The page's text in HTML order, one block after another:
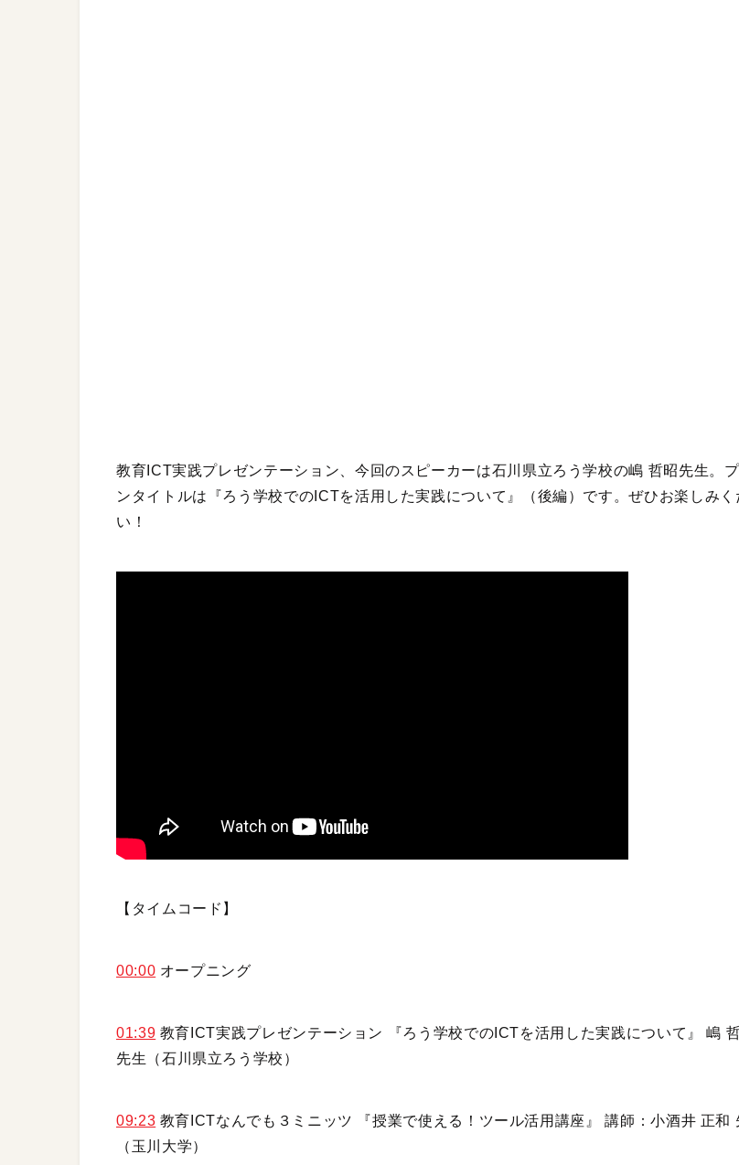
教育ICT実践プレゼンテーション、今回のスピーカーは石川県立ろう学校の嶋 哲昭先生。
ンタイトルは『ろう学校でのICTを活用した実践について』（後編）です。ぜひお楽しみく
い！
【タイムコード】
00:00 オープニング
01:39 教育ICT実践プレゼンテーション 『ろう学校でのICTを活用した実践について』 嶋
先生（石川県立ろう学校）
09:23 教育ICTなんでも３ミニッツ 『授業で使える！ツール活用講座』 講師：小酒井 正和
（玉川大学）